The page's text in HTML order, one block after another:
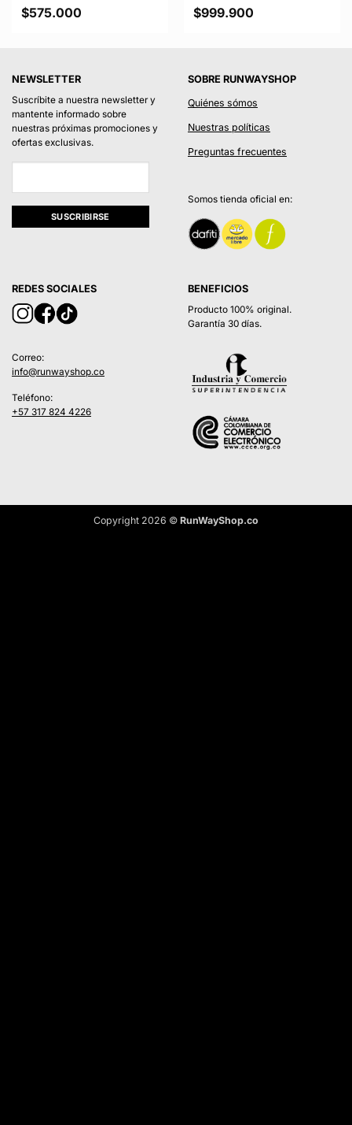
$575.000 $999.900
NEWSLETTER
Suscríbite a nuestra newsletter y
mantente informado sobre
nuestras próximas promociones y
ofertas exclusivas.
SOBRE RUNWAYSHOP
Quiénes sómos
Nuestras políticas
Preguntas frecuentes
Somos tienda oficial en:
REDES SOCIALES
Correo:
info@runwayshop.co
Teléfono:
+57 317 824 4226
BENEFICIOS
Producto 100% original.
Garantía 30 días.
Copyright 2026 © RunWayShop.co